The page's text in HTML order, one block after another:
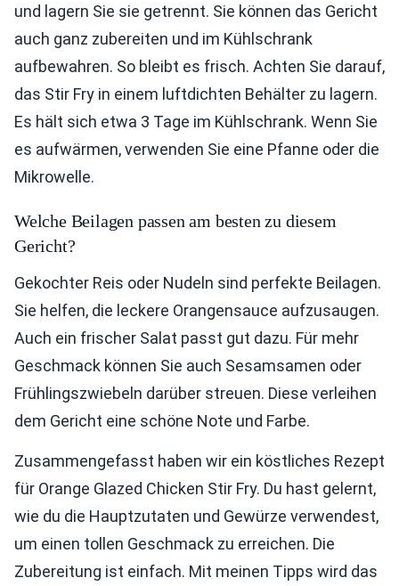
und lagern Sie sie getrennt. Sie können das Gericht
auch ganz zubereiten und im Kühlschrank
aufbewahren. So bleibt es frisch. Achten Sie darauf,
das Stir Fry in einem luftdichten Behälter zu lagern.
Es hält sich etwa 3 Tage im Kühlschrank. Wenn Sie
es aufwärmen, verwenden Sie eine Pfanne oder die
Mikrowelle.
Welche Beilagen passen am besten zu diesem
Gericht?
Gekochter Reis oder Nudeln sind perfekte Beilagen.
Sie helfen, die leckere Orangensauce aufzusaugen.
Auch ein frischer Salat passt gut dazu. Für mehr
Geschmack können Sie auch Sesamsamen oder
Frühlingszwiebeln darüber streuen. Diese verleihen
dem Gericht eine schöne Note und Farbe.
Zusammengefasst haben wir ein köstliches Rezept
für Orange Glazed Chicken Stir Fry. Du hast gelernt,
wie du die Hauptzutaten und Gewürze verwendest,
um einen tollen Geschmack zu erreichen. Die
Zubereitung ist einfach. Mit meinen Tipps wird das